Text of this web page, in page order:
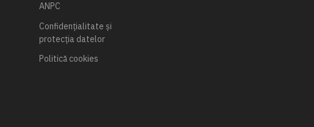
ANPC
Confidențialitate și
protecția datelor
Politică cookies